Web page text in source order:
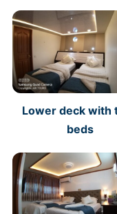
Lower deck with
beds